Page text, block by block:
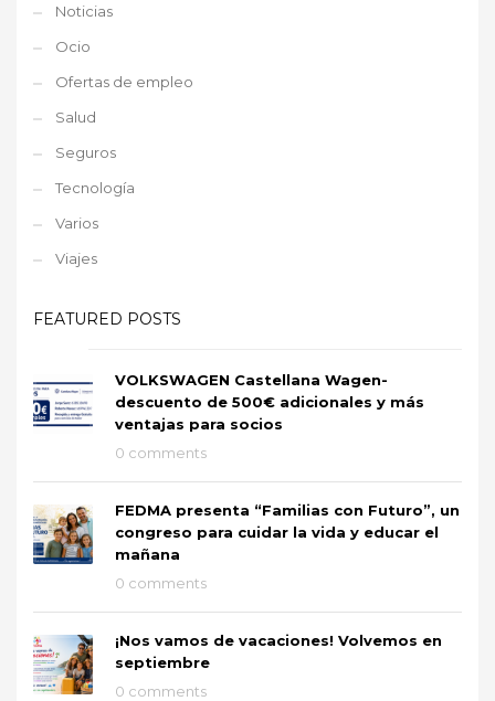
Noticias
Ocio
Ofertas de empleo
Salud
Seguros
Tecnología
Varios
Viajes
FEATURED POSTS
VOLKSWAGEN Castellana Wagen-
descuento de 500€ adicionales y más
ventajas para socios
0 comments
FEDMA presenta “Familias con Futuro”, un
congreso para cuidar la vida y educar el
mañana
0 comments
¡Nos vamos de vacaciones! Volvemos en
septiembre
0 comments